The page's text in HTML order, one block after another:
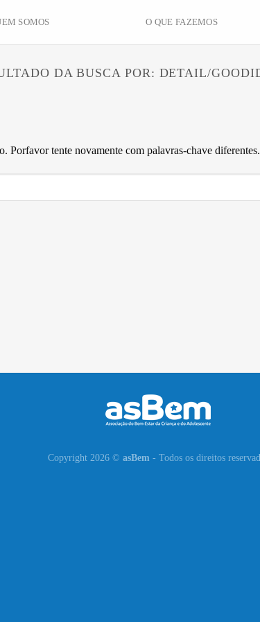
SOMOS O QUE FAZEMOS
DA BUSCA POR: DETAIL/
Porfavor tente novamente com palavras-chave diferentes.
Copyright 2026 © asBem - Todos os direitos